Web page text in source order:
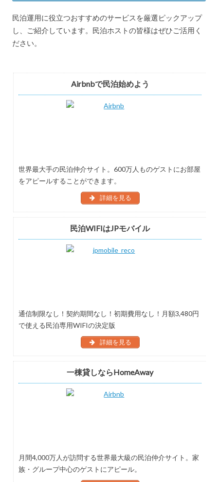
民泊運用に役立つおすすめのサービスを厳選ピックアップ
し、ご紹介しています。民泊ホストの皆様はぜひご活用く
ださい。
Airbnbで民泊始めよう
世界最大手の民泊仲介サイト。600万人ものゲストにお部屋
をアピールすることができます。
詳細を見る
民泊WIFIはJPモバイル
通信制限なし！契約期間なし！初期費用なし！月額3,480円
で使える民泊専用WIFIの決定版
詳細を見る
一棟貸しならHomeAway
月間4,000万人が訪問する世界最大級の民泊仲介サイト。家
族・グループ中心のゲストにアピール。